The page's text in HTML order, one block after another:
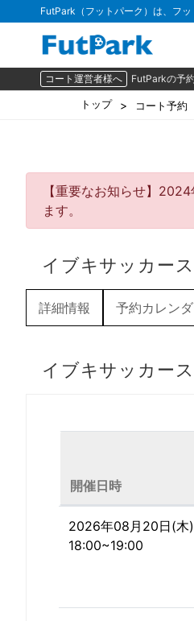
FutPark（フットパーク）は、フ
コート運営者様へ FutParkの予
トップ コート予約
【重要なお知らせ】
ます。
イブキサッカー
詳細情報 予約カレン
イブキサッカー
開催日時
2026年08月20日(木)
18:00~19:00